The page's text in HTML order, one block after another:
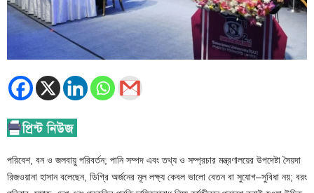
পরিবেশ, বন ও জলবায়ু পরিবর্তন; পানি সম্পদ এবং তথ্য ও সম্প্রচার মন্ত্রণালয়ের উপদেষ্টা সৈয়দা
রিজওয়ানা হাসান বলেছেন, ডিগ্রি অর্জনের মূল লক্ষ্য কেবল ভালো বেতন বা সুযোগ–সুবিধা নয়; বরং